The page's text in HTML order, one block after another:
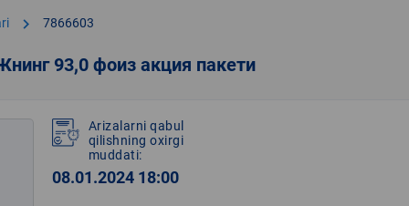
chevron_right 7866603
93,0 фоиз акция пакети
Arizalarni qabul
qilishning oxirgi
muddati:
08.01.2024 18:00